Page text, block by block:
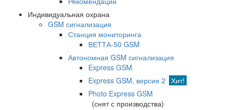
Индивидуальная охрана
GSM сигнализация
Станция мониторинга
ВЕТТА-50 GSM
Автономная GSM сигнализация
Express GSM
Express GSM, версия 2 Хит!
Photo Express GSM
(снят с производства)